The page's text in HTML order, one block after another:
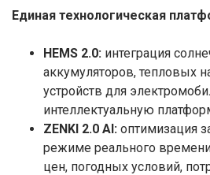
Единая технологическая
HEMS 2.0: интеграция
аккумуляторов, тепловых
устройств для
интеллектуальную
ZENKI 2.0 AI: оптимизация
режиме реального
цен, погодных условий,